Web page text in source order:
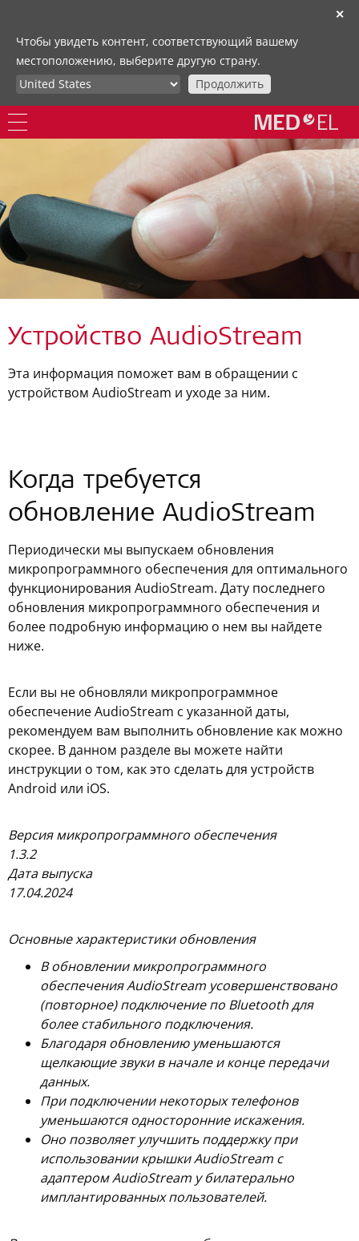
✕
Чтобы увидеть контент, соответствующий вашему
местоположению, выберите другую страну.
Продолжить
Устройство AudioStream
Эта информация поможет вам в обращении с
устройством AudioStream и уходе за ним.
Когда требуется
обновление AudioStream
Периодически мы выпускаем обновления
микропрограммного обеспечения для оптимального
функционирования AudioStream. Дату последнего
обновления микропрограммного обеспечения и
более подробную информацию о нем вы найдете
ниже.
Если вы не обновляли микропрограммное
обеспечение AudioStream с указанной даты,
рекомендуем вам выполнить обновление как можно
скорее. В данном разделе вы можете найти
инструкции о том, как это сделать для устройств
Android или iOS.
Версия микропрограммного обеспечения
1.3.2
Дата выпуска
17.04.2024
Основные характеристики обновления
В обновлении микропрограммного
обеспечения AudioStream усовершенствовано
(повторное) подключение по Bluetooth для
более стабильного подключения.
Благодаря обновлению уменьшаются
щелкающие звуки в начале и конце передачи
данных.
При подключении некоторых телефонов
уменьшаются односторонние искажения.
Оно позволяет улучшить поддержку при
использовании крышки AudioStream с
адаптером AudioStream у билатерально
имплантированных пользователей.